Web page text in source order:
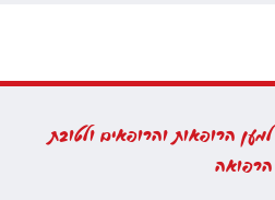
למען הרופאות והרופאים ולטובת
הרפואה